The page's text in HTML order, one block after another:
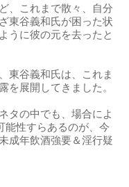
、これまで散々、自分
東谷義和氏が困った状
うに彼の元を去ったと
東谷義和氏は、これま
を展開してきました。
タの中でも、場合によ
能性すらあるのが、今
成年飲酒強要＆淫行疑